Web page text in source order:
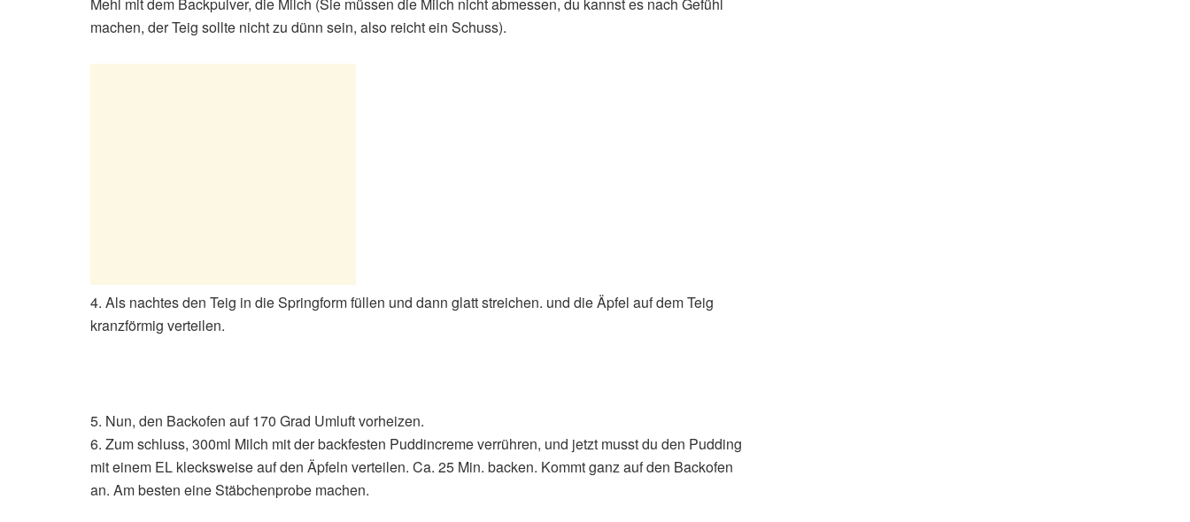
machen, der Teig sollte nicht zu dünn sein, also reicht ein Schuss).
4. Als nachtes den Teig in die Springform füllen und dann glatt streichen. und die Äpfel auf dem Teig
kranzförmig verteilen.
5. Nun, den Backofen auf 170 Grad Umluft vorheizen.
6. Zum schluss, 300ml Milch mit der backfesten Puddincreme verrühren, und jetzt musst du den Pudding
mit einem EL klecksweise auf den Äpfeln verteilen. Ca. 25 Min. backen. Kommt ganz auf den Backofen
an. Am besten eine Stäbchenprobe machen.